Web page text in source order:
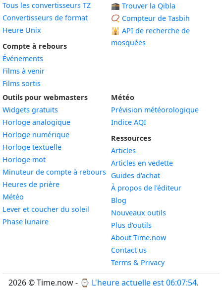
Tous les convertisseurs TZ
Convertisseurs de format
Heure Unix
Compte à rebours
Événements
Films à venir
Films sortis
🕋 Trouver la Qibla
📿 Compteur de Tasbih
🕌 API de recherche de
mosquées
Outils pour webmasters
Widgets gratuits
Horloge analogiqueWidget
Horloge numériqueWidget
Horloge textuelleWidget
Horloge motWidget
Minuteur de compte à rebours Widget
Heures de prièreWidget
Météo
Lever et coucher du soleil
Phase lunaireWidget
Météo
Prévision météorologique
Indice AQI
Ressources
Articles
Articles en vedette
Guides d'achat
À propos de l'éditeur
Blog
Nouveaux outils
Plus d'outils
About Time.now
Contact us
Terms & Privacy
2026 © Time.now - ⌚ L'heure actuelle est 06:07:55.